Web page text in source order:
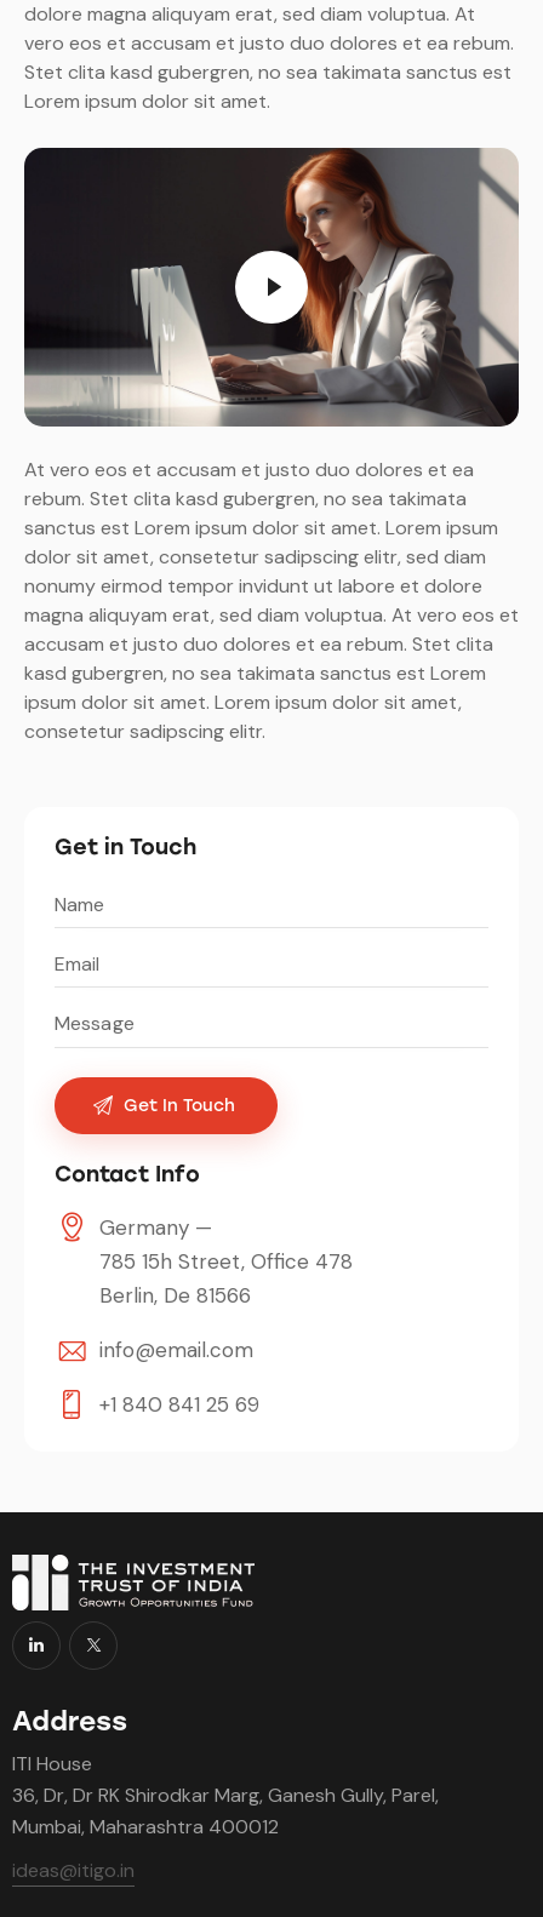
dolore magna aliquyam erat, sed diam voluptua. At
vero eos et accusam et justo duo dolores et ea rebum.
Stet clita kasd gubergren, no sea takimata sanctus est
Lorem ipsum dolor sit amet.
At vero eos et accusam et justo duo dolores et ea
rebum. Stet clita kasd gubergren, no sea takimata
sanctus est Lorem ipsum dolor sit amet. Lorem ipsum
dolor sit amet, consetetur sadipscing elitr, sed diam
nonumy eirmod tempor invidunt ut labore et dolore
magna aliquyam erat, sed diam voluptua. At vero eos et
accusam et justo duo dolores et ea rebum. Stet clita
kasd gubergren, no sea takimata sanctus est Lorem
ipsum dolor sit amet. Lorem ipsum dolor sit amet,
consetetur sadipscing elitr.
Get in Touch
Contact Info
Germany —
785 15h Street, Office 478
Berlin, De 81566
info@email.com
+1 840 841 25 69
Address
ITI House
36, Dr, Dr RK Shirodkar Marg, Ganesh Gully, Parel,
Mumbai, Maharashtra 400012
ideas@itigo.in